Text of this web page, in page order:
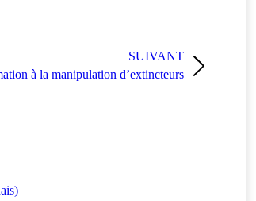
SUIVANT
à la manipulation d’extincteurs